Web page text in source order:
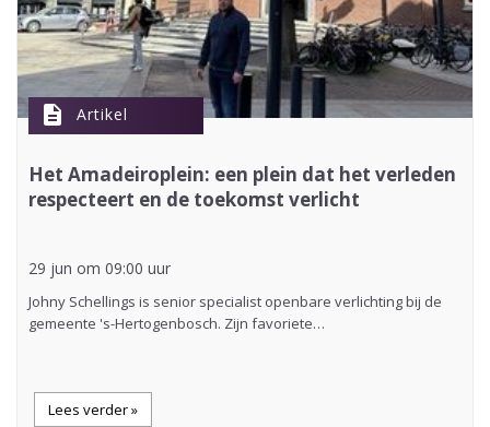
description Artikel
Het Amadeiroplein: een plein dat het verleden
respecteert en de toekomst verlicht
29 jun om 09:00 uur
Johny Schellings is senior specialist openbare verlichting bij de
gemeente 's-Hertogenbosch. Zijn favoriete…
Lees verder »